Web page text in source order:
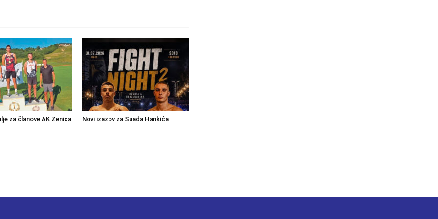
za članove AK Zenica Novi izazov za Suada Hankića